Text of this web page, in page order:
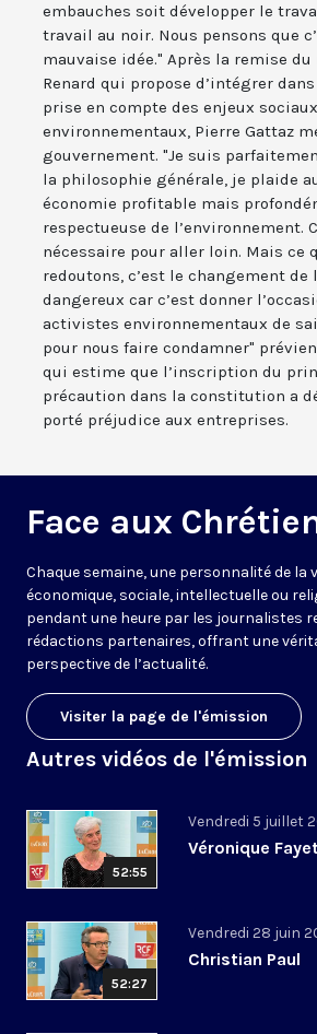
embauches soit développer le
travail au noir. Nous pensons que
mauvaise idée." Après la remise
Renard qui propose d’intégrer
prise en compte des enjeux
environnementaux, Pierre Gattaz
gouvernement. "Je suis
la philosophie générale, je plaide
économie profitable mais
respectueuse de l’environnement.
nécessaire pour aller loin. Mais ce
redoutons, c’est le changement de
dangereux car c’est donner
activistes environnementaux de
pour nous faire condamner"
qui estime que l’inscription du
précaution dans la constitution a
porté préjudice aux entreprises.
Face aux
Chaque semaine, une personnalité de la
économique, sociale, intellectuelle ou
pendant une heure par les journalistes
rédactions partenaires, offrant une
perspective de l’actualité.
Visiter la page de l'émission
Autres vidéos de l'émission
52:55
Vendredi 5 juillet
Véronique
52:27
Vendredi 28 juin
Christian Paul